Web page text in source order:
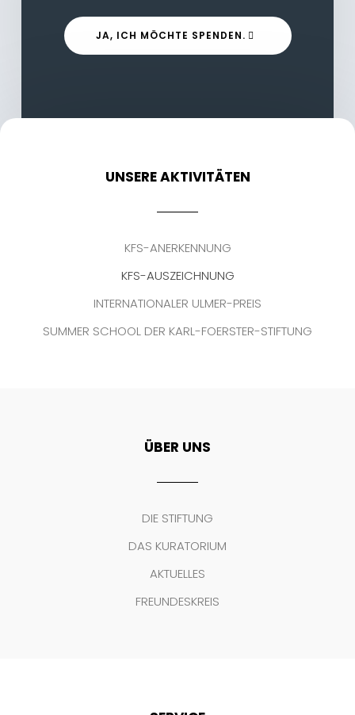
JA, ICH MÖCHTE SPENDEN.
UNSERE AKTIVITÄTEN
KFS-ANERKENNUNG
KFS-AUSZEICHNUNG
INTERNATIONALER ULMER-PREIS
SUMMER SCHOOL DER KARL-FOERSTER-STIFTUNG
ÜBER UNS
DIE STIFTUNG
DAS KURATORIUM
AKTUELLES
FREUNDESKREIS